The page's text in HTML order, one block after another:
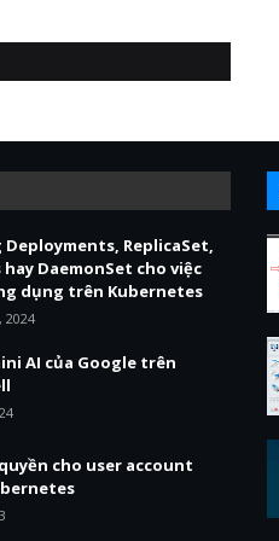
Deployments, ReplicaSet,
DaemonSet cho việc
dụng trên Kubernetes
2024
AI của Google trên
cho user account